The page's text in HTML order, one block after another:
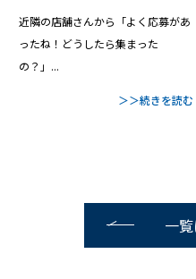
近隣の店舗さんから「よく応募があ
ったね！どうしたら集まった
の？」...
＞＞続きを読む
一